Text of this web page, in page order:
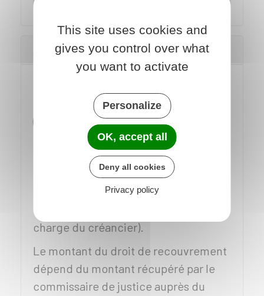
Autre créance impayée
créance constatée par le juge
(créance pour laquelle le créancier a
titre exécutoire),c'est au débiteur
ledroit de recouvrement
mais le juge peut en décider
(partage de ces frais entre
le débiteur ou le créancier, ou à la
charge du créancier).
Le montant du droit de recouvrement
dépend du montant récupéré par le
commissaire de justice auprès du
This site uses cookies and
gives you control over what
you want to activate
Personalize
OK, accept all
Deny all cookies
Privacy policy